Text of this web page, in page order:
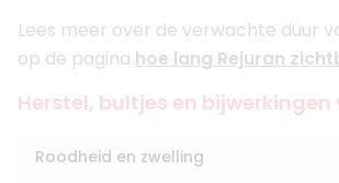
Lees meer over de verwachte duur
op de pagina hoe lang Rejuran
Herstel, bultjes en bijwerkingen
Roodheid en zwelling